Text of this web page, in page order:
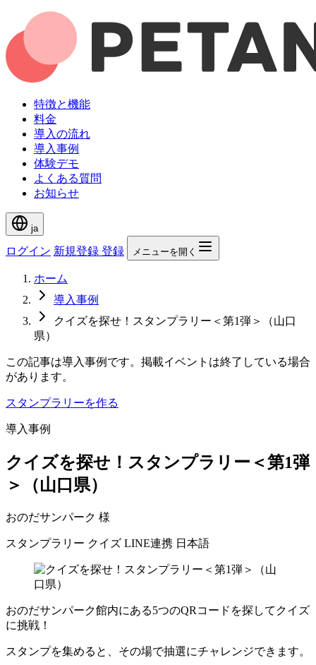
特徴と機能
料金
導入の流れ
導入事例
体験デモ
よくある質問
お知らせ
ja
ログイン 新規登録 登録 メニューを開く
ホーム
導入事例
クイズを探せ！スタンプラリー＜第1弾＞（山口
県）
この記事は導入事例です。掲載イベントは終了している場合
があります。
スタンプラリーを作る
導入事例
クイズを探せ！スタンプラリー＜第1弾
＞（山口県）
おのだサンパーク 様
スタンプラリー クイズ LINE連携 日本語
おのだサンパーク館内にある5つのQRコードを探してクイズ
に挑戦！
スタンプを集めると、その場で抽選にチャレンジできます。